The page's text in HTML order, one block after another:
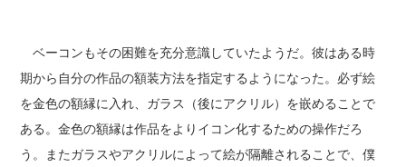
ベーコンもその困難を充分意識していたようだ。彼はある時
期から自分の作品の額装方法を指定するようになった。必ず絵
を金色の額縁に入れ、ガラス（後にアクリル）を嵌めることで
ある。金色の額縁は作品をよりイコン化するための操作だろ
う。またガラスやアクリルによって絵が隔離されることで、僕